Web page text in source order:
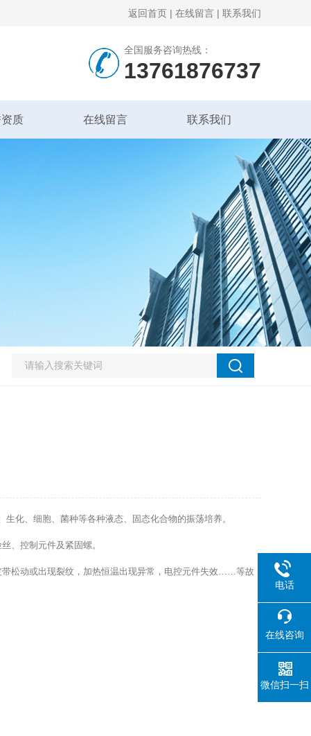
返回首页 | 在线留言 | 联系我们
全国服务咨询热线：
13761876737
质 在线留言 联系我们
化、细胞、菌种等各种液态、固态化合物的振荡培养。
、控制元件及紧固螺。
松动或出现裂纹，加热恒温出现异常，电控元件失效……等故
电话
在线咨询
微信扫一扫